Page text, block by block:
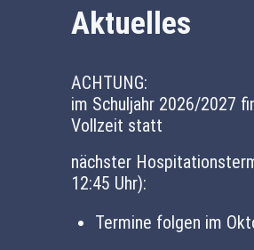
Aktuelles
ACHTUNG:
im Schuljahr 2026/2027
Vollzeit statt
nächster
12:45 Uhr):
Termine folgen im